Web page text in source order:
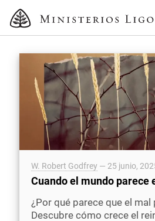
W. Robert Godfrey — 25 junio,
Cuando el mundo parece
¿Por qué parece que el mal
Descubre cómo crece el